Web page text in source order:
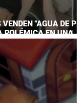
"AGUA DE
POLÉMICA EN UNA
ANIME!